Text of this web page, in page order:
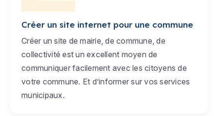
Créer un site internet pour une commune
Créer un site de mairie, de commune, de
collectivité est un excellent moyen de
communiquer facilement avec les citoyens de
votre commune. Et d’informer sur vos services
municipaux.